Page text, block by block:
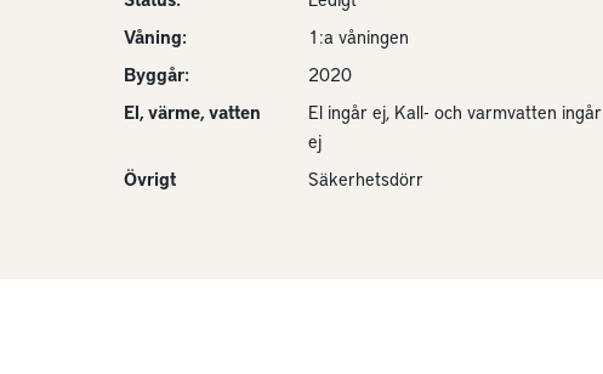
Våning:
1:a våningen
Byggår:
2020
El, värme, vatten
El ingår ej, Kall- och varmvatten ingår
ej
Övrigt
Säkerhetsdörr